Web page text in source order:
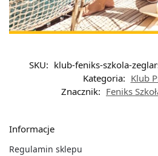
SKU: klub-feniks-szkola-
Kategoria: Klub
Znacznik: Feniks
Informacje
Regulamin sklepu